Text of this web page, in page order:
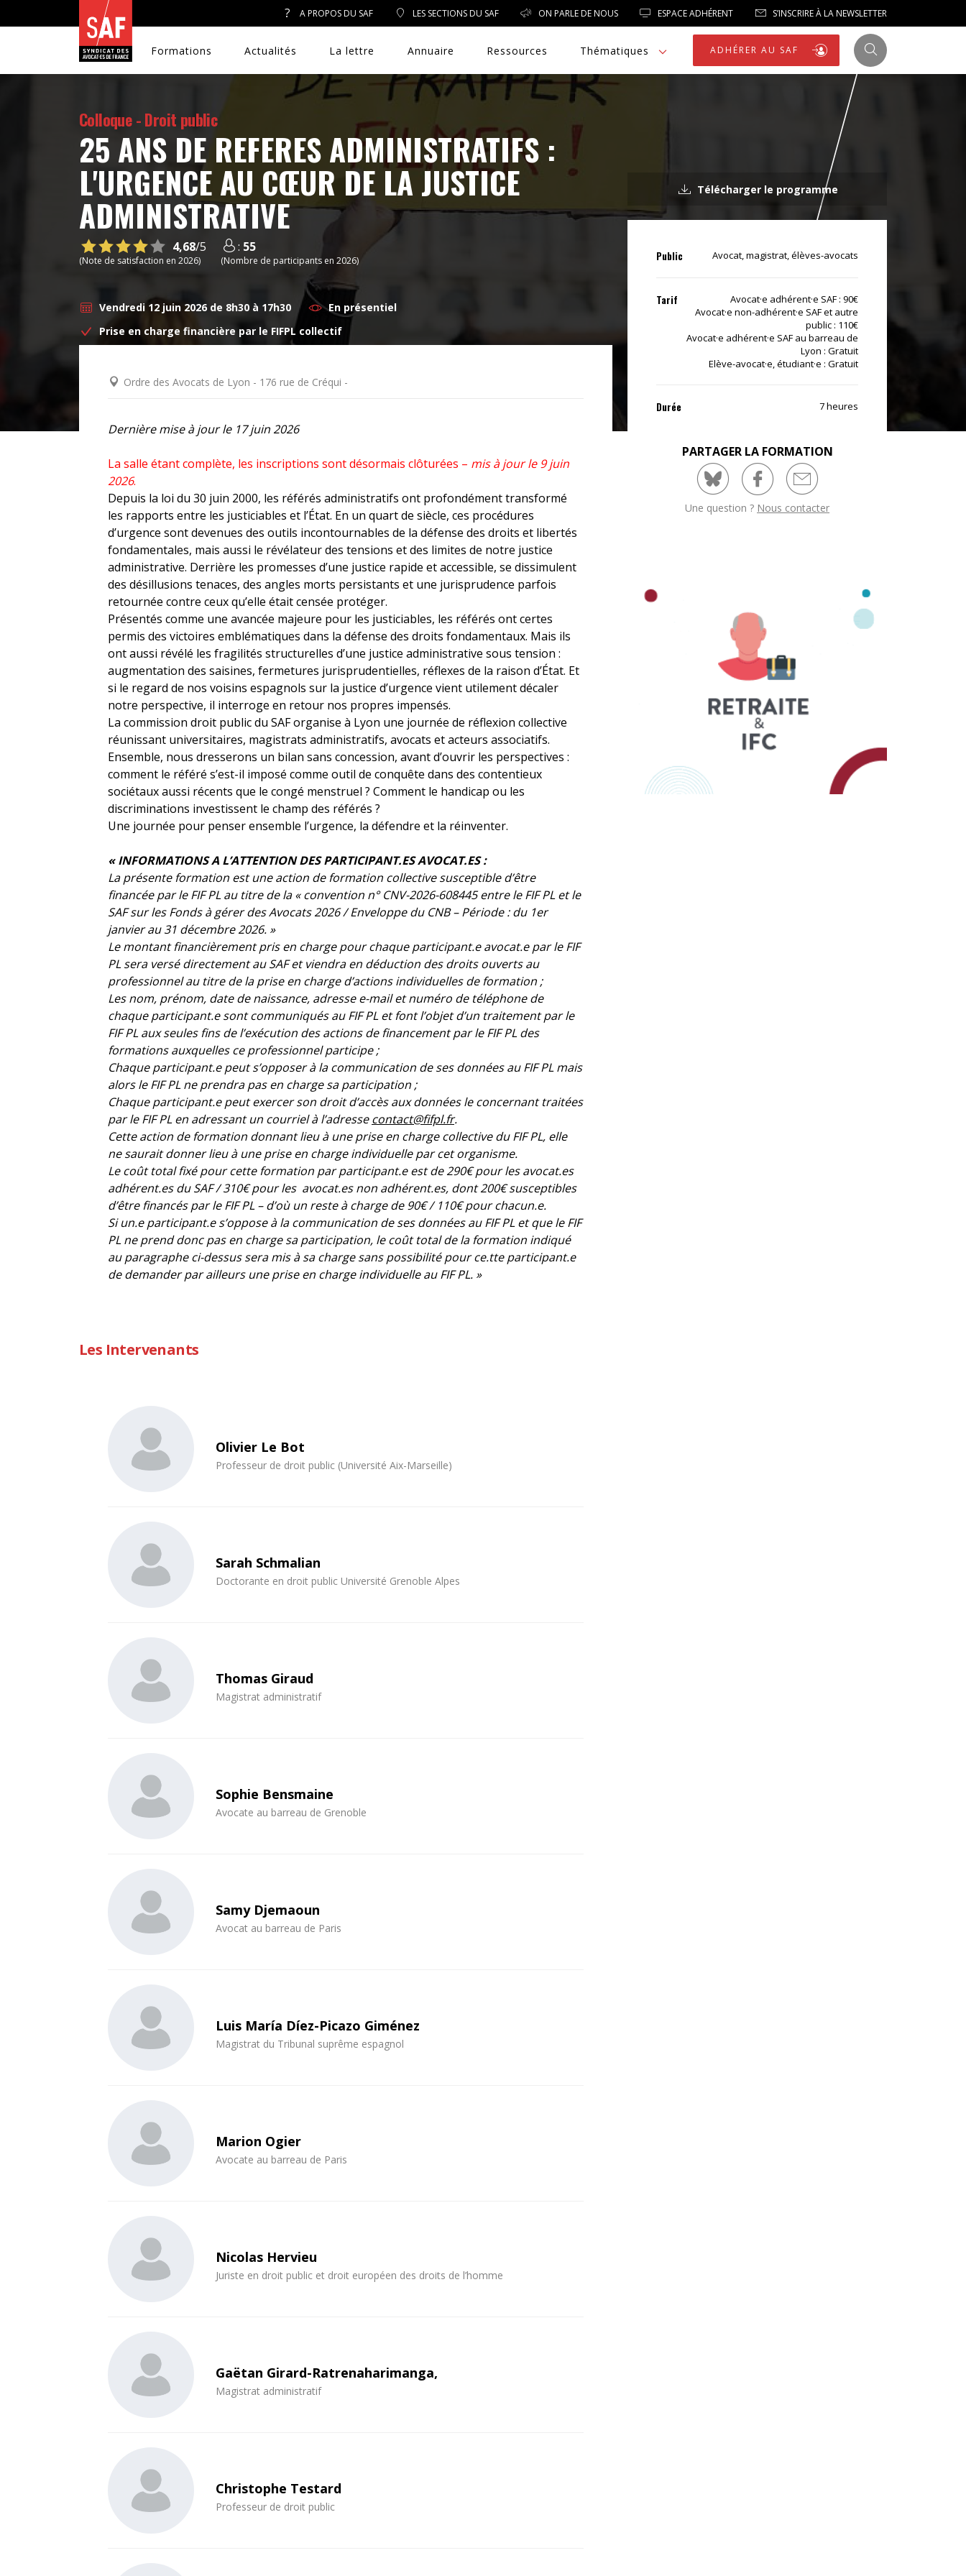
A PROPOS DU SAF LES SECTIONS DU SAF ON PARLE DE NOUS ESPACE ADHÉRENT S’INSCRIRE À LA NEWSLETTER
Formations Actualités La lettre Annuaire Ressources Thématiques ADHÉRER AU SAF
A. J. ET ACCÈS AU DROIT
CONGRÈS DU SAF
DÉFENSE PÉNALE
DROIT DE LA FAMILLE
DROIT INTERNATIONAL
DROIT PUBLIC
DROIT SOCIAL
ENVIRONNEMENT/SANTÉ
EXERCICE PROFESSIONNEL
LIBERTÉS
NOTRE HOMMAGE
Colloque - Droit public
25 ANS DE REFERES ADMINISTRATIFS :
L'URGENCE AU CŒUR DE LA JUSTICE
ADMINISTRATIVE
4,68/5
(Note de satisfaction en 2026)
: 55
(Nombre de participants en 2026)
Vendredi 12 juin 2026 de 8h30 à 17h30
En présentiel
Prise en charge financière par le FIFPL collectif
Ordre des Avocats de Lyon - 176 rue de Créqui -
Dernière mise à jour le 17 juin 2026
La salle étant complète, les inscriptions sont désormais clôturées – mis à jour le 9 juin
2026.
Depuis la loi du 30 juin 2000, les référés administratifs ont profondément transformé
les rapports entre les justiciables et l’État. En un quart de siècle, ces procédures
d’urgence sont devenues des outils incontournables de la défense des droits et libertés
fondamentales, mais aussi le révélateur des tensions et des limites de notre justice
administrative. Derrière les promesses d’une justice rapide et accessible, se dissimulent
des désillusions tenaces, des angles morts persistants et une jurisprudence parfois
retournée contre ceux qu’elle était censée protéger.
Présentés comme une avancée majeure pour les justiciables, les référés ont certes
permis des victoires emblématiques dans la défense des droits fondamentaux. Mais ils
ont aussi révélé les fragilités structurelles d’une justice administrative sous tension :
augmentation des saisines, fermetures jurisprudentielles, réflexes de la raison d’État. Et
si le regard de nos voisins espagnols sur la justice d’urgence vient utilement décaler
notre perspective, il interroge en retour nos propres impensés.
La commission droit public du SAF organise à Lyon une journée de réflexion collective
réunissant universitaires, magistrats administratifs, avocats et acteurs associatifs.
Ensemble, nous dresserons un bilan sans concession, avant d’ouvrir les perspectives :
comment le référé s’est-il imposé comme outil de conquête dans des contentieux
sociétaux aussi récents que le congé menstruel ? Comment le handicap ou les
discriminations investissent le champ des référés ?
Une journée pour penser ensemble l’urgence, la défendre et la réinventer.
« INFORMATIONS A L’ATTENTION DES PARTICIPANT.ES AVOCAT.ES :
La présente formation est une action de formation collective susceptible d’être
financée par le FIF PL au titre de la « convention n° CNV-2026-608445 entre le FIF PL et le
SAF sur les Fonds à gérer des Avocats 2026 / Enveloppe du CNB – Période : du 1er
janvier au 31 décembre 2026. »
Le montant financièrement pris en charge pour chaque participant.e avocat.e par le FIF
PL sera versé directement au SAF et viendra en déduction des droits ouverts au
professionnel au titre de la prise en charge d’actions individuelles de formation ;
Les nom, prénom, date de naissance, adresse e-mail et numéro de téléphone de
chaque participant.e sont communiqués au FIF PL et font l’objet d’un traitement par le
FIF PL aux seules fins de l’exécution des actions de financement par le FIF PL des
formations auxquelles ce professionnel participe ;
Chaque participant.e peut s’opposer à la communication de ses données au FIF PL mais
alors le FIF PL ne prendra pas en charge sa participation ;
Chaque participant.e peut exercer son droit d’accès aux données le concernant traitées
par le FIF PL en adressant un courriel à l’adressecontact@fifpl.fr.
Cette action de formation donnant lieu à une prise en charge collective du FIF PL, elle
ne saurait donner lieu à une prise en charge individuelle par cet organisme.
Le coût total fixé pour cette formation par participant.e est de 290€ pour les avocat.es
adhérent.es du SAF / 310€ pour les avocat.es non adhérent.es, dont 200€ susceptibles
d’être financés par le FIF PL – d’où un reste à charge de 90€ / 110€ pour chacun.e.
Si un.e participant.e s’oppose à la communication de ses données au FIF PL et que le FIF
PL ne prend donc pas en charge sa participation, le coût total de la formation indiqué
au paragraphe ci-dessus sera mis à sa charge sans possibilité pour ce.tte participant.e
de demander par ailleurs une prise en charge individuelle au FIF PL. »
Les Intervenants
Olivier Le Bot
Professeur de droit public (Université Aix-Marseille)
Sarah Schmalian
Doctorante en droit public Université Grenoble Alpes
Thomas Giraud
Magistrat administratif
Sophie Bensmaine
Avocate au barreau de Grenoble
Samy Djemaoun
Avocat au barreau de Paris
Luis María Díez-Picazo Giménez
Magistrat du Tribunal suprême espagnol
Marion Ogier
Avocate au barreau de Paris
Nicolas Hervieu
Juriste en droit public et droit européen des droits de l’homme
Gaëtan Girard-Ratrenaharimanga,
Magistrat administratif
Christophe Testard
Professeur de droit public
Télécharger le programme
Public Avocat, magistrat, élèves-avocats
Tarif
Avocat·e adhérent·e SAF : 90€
Avocat·e non-adhérent·e SAF et autre
public : 110€
Avocat·e adhérent·e SAF au barreau de
Lyon : Gratuit
Elève-avocat·e, étudiant·e : Gratuit
Durée 7 heures
PARTAGER LA FORMATION
Une question ? Nous contacter